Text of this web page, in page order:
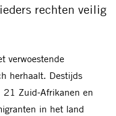
rechten veilig
verwoestende
herhaalt. Destijds
21 Zuid-Afrikanen en
in het land